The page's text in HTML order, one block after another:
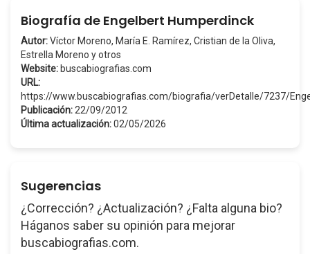
Biografía de Engelbert Humperdinck
Autor:Víctor Moreno, María E. Ramírez, Cristian de la Oliva,
Estrella Moreno y otros
Website: buscabiografias.com
URL:
https://www.buscabiografias.com/biografia/verDetalle/7237/
Publicación: 22/09/2012
Última actualización:02/05/2026
Sugerencias
¿Corrección? ¿Actualización? ¿Falta alguna bio?
Háganos saber su opinión para mejorar
buscabiografias.com.